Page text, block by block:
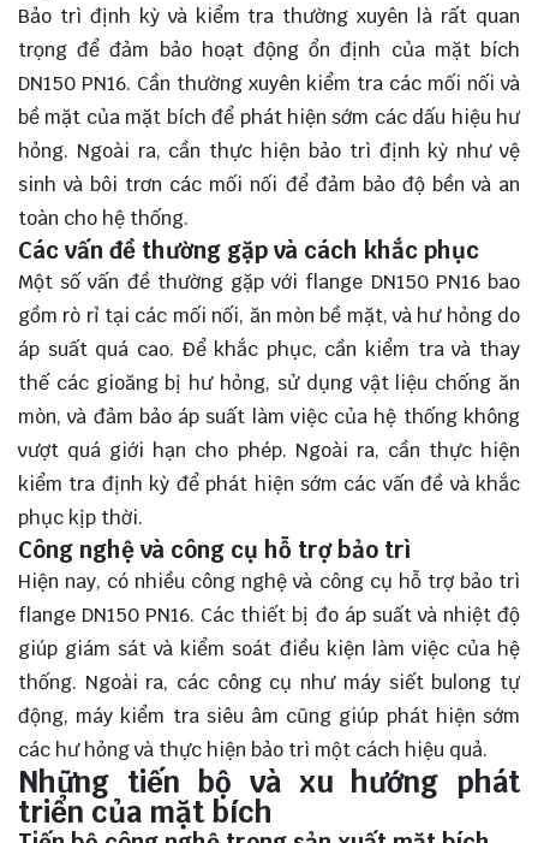
Bảo trì định kỳ và kiểm tra thường xuyên là rất quan
trọng để đảm bảo hoạt động ổn định của mặt bích
DN150 PN16. Cần thường xuyên kiểm tra các mối nối và
bề mặt của mặt bích để phát hiện sớm các dấu hiệu hư
hỏng. Ngoài ra, cần thực hiện bảo trì định kỳ như vệ
sinh và bôi trơn các mối nối để đảm bảo độ bền và an
toàn cho hệ thống.
Các vấn đề thường gặp và cách khắc phục
Một số vấn đề thường gặp với flange DN150 PN16 bao
gồm rò rỉ tại các mối nối, ăn mòn bề mặt, và hư hỏng do
áp suất quá cao. Để khắc phục, cần kiểm tra và thay
thế các gioăng bị hư hỏng, sử dụng vật liệu chống ăn
mòn, và đảm bảo áp suất làm việc của hệ thống không
vượt quá giới hạn cho phép. Ngoài ra, cần thực hiện
kiểm tra định kỳ để phát hiện sớm các vấn đề và khắc
phục kịp thời.
Công nghệ và công cụ hỗ trợ bảo trì
Hiện nay, có nhiều công nghệ và công cụ hỗ trợ bảo trì
flange DN150 PN16. Các thiết bị đo áp suất và nhiệt độ
giúp giám sát và kiểm soát điều kiện làm việc của hệ
thống. Ngoài ra, các công cụ như máy siết bulong tự
động, máy kiểm tra siêu âm cũng giúp phát hiện sớm
các hư hỏng và thực hiện bảo trì một cách hiệu quả.
Những tiến bộ và xu hướng phát
triển của mặt bích